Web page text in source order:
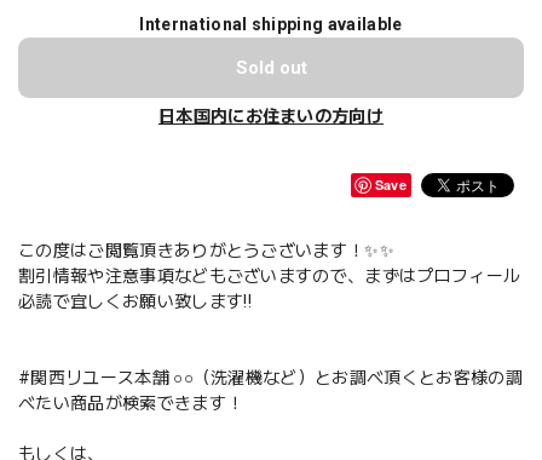
International shipping available
Sold out
日本国内にお住まいの方向け
Save
この度はご閲覧頂きありがとうございます！✨✨
割引情報や注意事項などもございますので、まずはプロフィール
必読で宜しくお願い致します‼️
#関西リユース本舗 ○○（洗濯機など）とお調べ頂くとお客様の調
べたい商品が検索できます！
もしくは、